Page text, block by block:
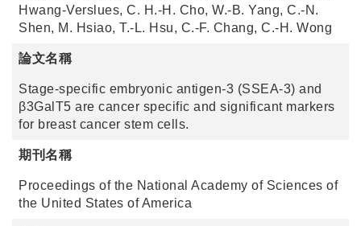
Hwang-Verslues, C. H.-H. Cho, W.-B. Yang, C.-N.
Shen, M. Hsiao, T.-L. Hsu, C.-F. Chang, C.-H. Wong
論文名稱
Stage-specific embryonic antigen-3 (SSEA-3) and
β3GalT5 are cancer specific and significant markers
for breast cancer stem cells.
期刊名稱
Proceedings of the National Academy of Sciences of
the United States of America